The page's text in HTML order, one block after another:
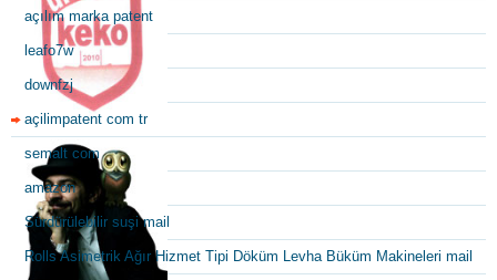
açılım marka patent
leafo7w
downfzj
açilimpatent com tr
semalt com
amazon
Sürdürülebilir suşi mail
Rolls Asimetrik Ağır Hizmet Tipi Döküm Levha Büküm Makineleri mail